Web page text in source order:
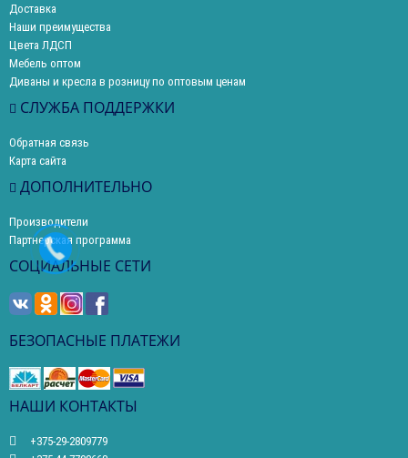
Доставка
Наши преимущества
Цвета ЛДСП
Мебель оптом
Диваны и кресла в розницу по оптовым ценам
СЛУЖБА ПОДДЕРЖКИ
Обратная связь
Карта сайта
ДОПОЛНИТЕЛЬНО
Производители
Партнерская программа
СОЦИАЛЬНЫЕ СЕТИ
БЕЗОПАСНЫЕ ПЛАТЕЖИ
НАШИ КОНТАКТЫ
+375-29-2809779